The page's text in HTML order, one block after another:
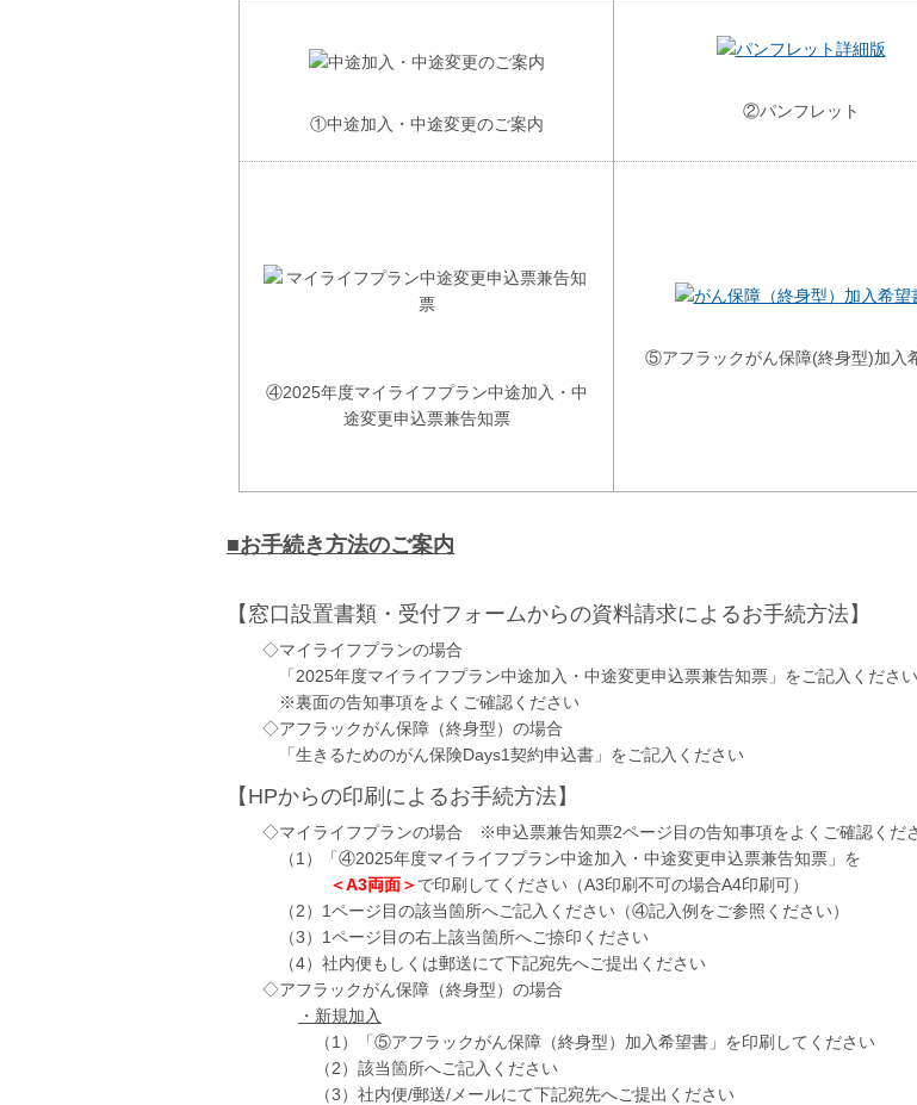
①中途加入・中途変更のご案内
②パンフレット
④2025年度マイライフプラン中途加入・中
途変更申込票兼告知票
⑤アフラックがん保障(終身型)加入
■お手続き方法のご案内
【窓口設置書類・受付フォームからの資料請求によるお手続方法】
◇マイライフプランの場合
「2025年度マイライフプラン中途加入・中途変更申込票兼告知票」をご記入ください
※裏面の告知事項をよくご確認ください
◇アフラックがん保障（終身型）の場合
「生きるためのがん保険Days1契約申込書」をご記入ください
【HPからの印刷によるお手続方法】
◇マイライフプランの場合 ※申込票兼告知票2ページ目の告知事項をよくご確認くだ
（1）「④2025年度マイライフプラン中途加入・中途変更申込票兼告知票」を
＜A3両面＞ で印刷してください（A3印刷不可の場合A4印刷可）
（2）1ページ目の該当箇所へご記入ください（④記入例をご参照ください）
（3）1ページ目の右上該当箇所へご捺印ください
（4）社内便もしくは郵送にて下記宛先へご提出ください
◇アフラックがん保障（終身型）の場合
・新規加入
（1）「⑤アフラックがん保障（終身型）加入希望書」を印刷してください
（2）該当箇所へご記入ください
（3）社内便/郵送/メールにて下記宛先へご提出ください